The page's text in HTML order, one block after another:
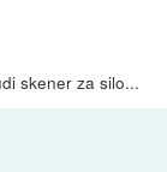
skener za silo...